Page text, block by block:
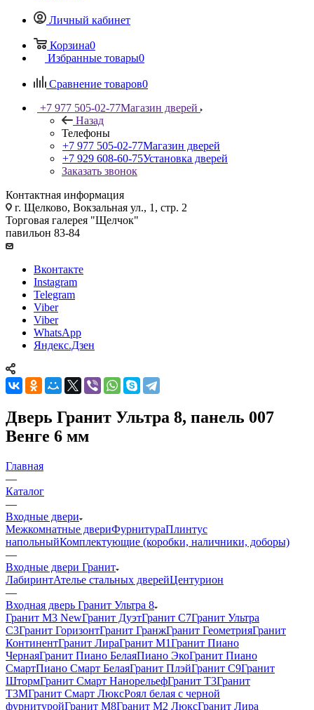
Личный кабинет
Корзина0
Избранные товары0
Сравнение товаров0
+7 977 505-02-77Магазин дверей
Назад
Телефоны
+7 977 505-02-77Магазин дверей
+7 929 608-60-75Установка дверей
Заказать звонок
Контактная информация
г. Щелково, Вокзальная ул., 1, стр. 2
Торговая галерея "Щелчок"
павильон 83-84
Вконтакте
Instagram
Telegram
Viber
Viber
WhatsApp
Яндекс.Дзен
Дверь Гранит Ультра 8, панель 007
Венге 6 мм
Главная
—
Каталог
—
Входные двери
Межкомнатные двериФурнитураПлинтус
напольныйКомплектующие (коробки, наличники, доборы)
—
Входные двери Гранит
ЛабиринтАтелье стальных дверейЦентурион
—
Входная дверь Гранит Ультра 8
Гранит М3 NewГранит ДуэтГранит С7Гранит Ультра
C3Гранит ГоризонтГранит ГранжГранит ГеометрияГранит
КонтинентГранит ЛираГранит М1Гранит Пиано
ЧернаяГранит Пиано БелаяПиано ЭкоГранит Пиано
СмартПиано Смарт БелаяГранит ПлэйГранит С9Гранит
ШтормГранит Смарт НанорельефГранит Т3Гранит
Т3МГранит Смарт ЛюксРоял белая с черной
фурнитуройГранит М8Гранит М2 ЛюксГранит Лира